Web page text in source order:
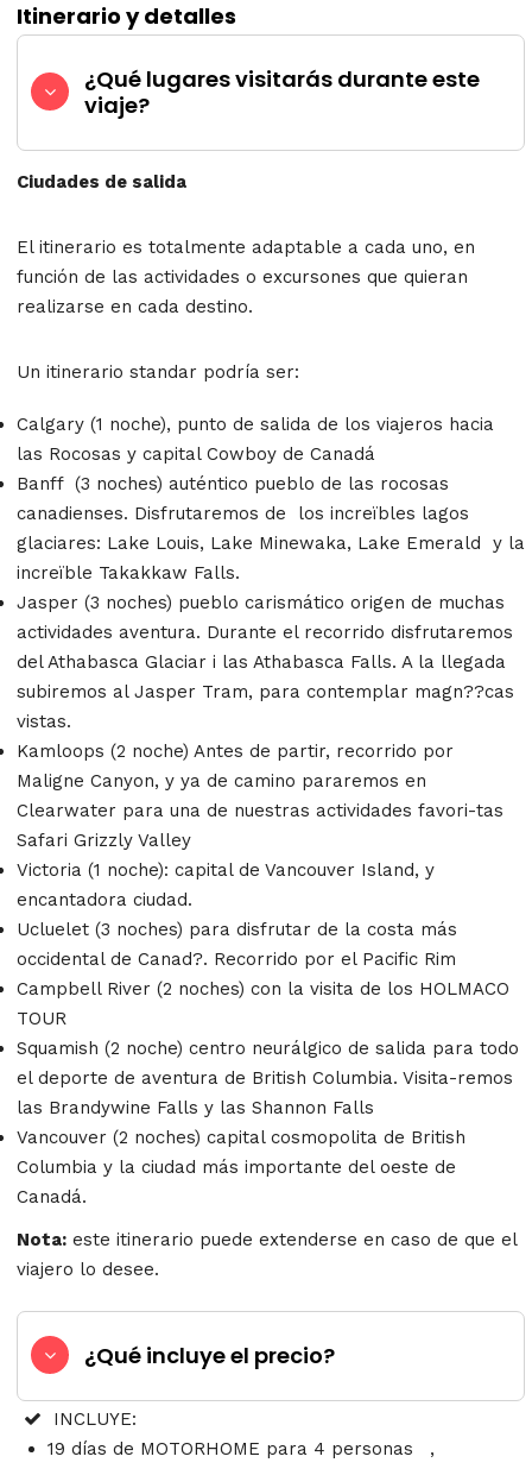
Itinerario y detalles
¿Qué lugares visitarás durante este
viaje?
Ciudades de salida
El itinerario es totalmente adaptable a cada uno, en
función de las actividades o excursones que quieran
realizarse en cada destino.
Un itinerario standar podría ser:
Calgary (1 noche), punto de salida de los viajeros hacia
las Rocosas y capital Cowboy de Canadá
Banff (3 noches) auténtico pueblo de las rocosas
canadienses. Disfrutaremos de los increïbles lagos
glaciares: Lake Louis, Lake Minewaka, Lake Emerald y la
increïble Takakkaw Falls.
Jasper (3 noches) pueblo carismático origen de muchas
actividades aventura. Durante el recorrido disfrutaremos
del Athabasca Glaciar i las Athabasca Falls. A la llegada
subiremos al Jasper Tram, para contemplar magn??cas
vistas.
Kamloops (2 noche) Antes de partir, recorrido por
Maligne Canyon, y ya de camino pararemos en
Clearwater para una de nuestras actividades favori-tas
Safari Grizzly Valley
Victoria (1 noche): capital de Vancouver Island, y
encantadora ciudad.
Ucluelet (3 noches) para disfrutar de la costa más
occidental de Canad?. Recorrido por el Pacific Rim
Campbell River (2 noches) con la visita de los HOLMACO
TOUR
Squamish (2 noche) centro neurálgico de salida para todo
el deporte de aventura de British Columbia. Visita-remos
las Brandywine Falls y las Shannon Falls
Vancouver (2 noches) capital cosmopolita de British
Columbia y la ciudad más importante del oeste de
Canadá.
Nota: este itinerario puede extenderse en caso de que el
viajero lo desee.
¿Qué incluye el precio?
INCLUYE:
19 días de MOTORHOME para 4 personas ,